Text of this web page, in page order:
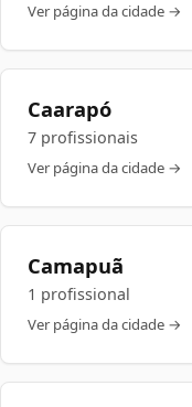
Ver página da cidade →
Caarapó
7 profissionais
Ver página da cidade →
Camapuã
1 profissional
Ver página da cidade →